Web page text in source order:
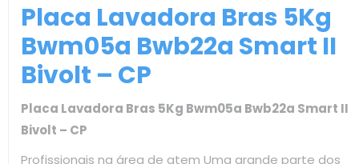
Placa Lavadora Bras 5Kg
Bwm05a Bwb22a Smart II
Bivolt – CP
Placa Lavadora Bras 5Kg Bwm05a Bwb22a Smart II
Bivolt – CP
Profissionais na área de atem Uma grande parte dos